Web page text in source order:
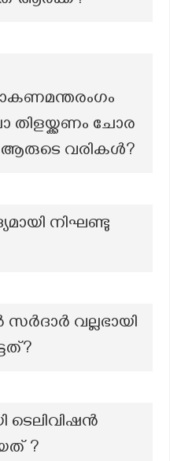
തിളയ്ക്കണം ചോര
വരികൾ?
നിഘണ്ടു
സർദാർ വല്ലഭായി
ടെലിവിഷൻ
?